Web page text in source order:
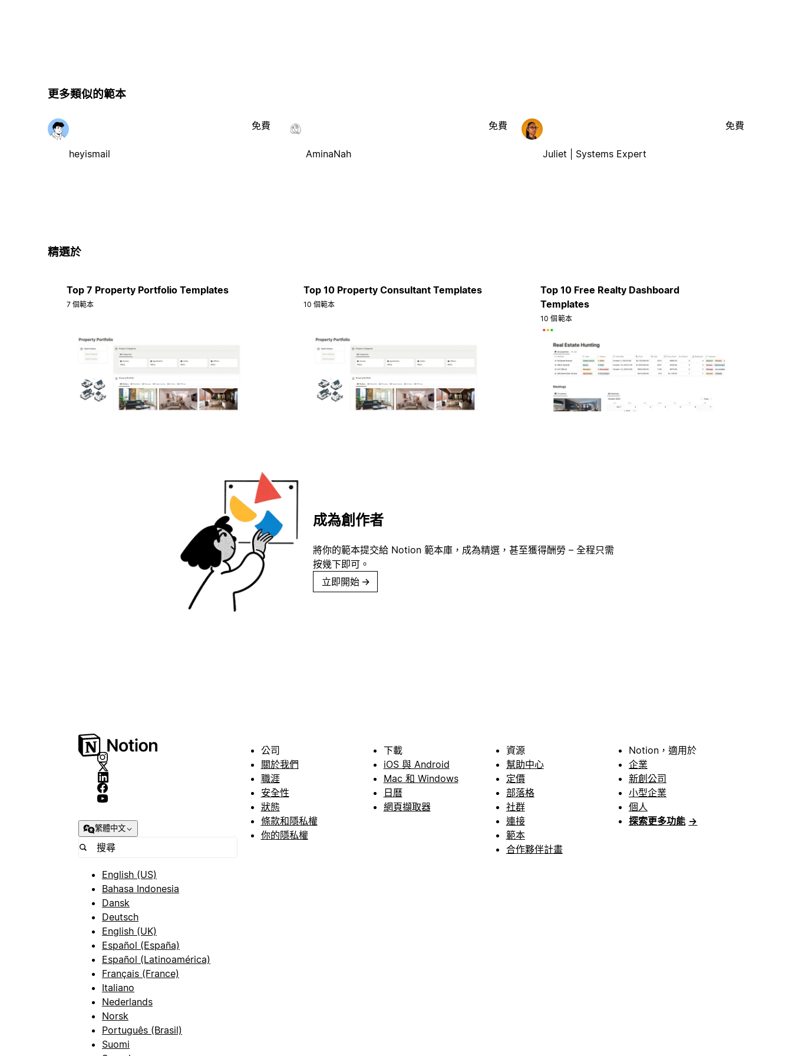
更多類似的範本
heyismail
免費
AminaNah
免費
Juliet | Systems Expert
免費
精選於
Top 7 Property Portfolio Templates
7 個範本
Top 10 Property Consultant Templates
10 個範本
Top 10 Free Realty Dashboard
Templates
10 個範本
成為創作者
將你的範本提交給 Notion 範本庫，成為精選，甚至獲得酬勞 – 全程只需
按幾下即可。
立即開始 →
繁體中文
English (US)
Bahasa Indonesia
Dansk
Deutsch
English (UK)
Español (España)
Español (Latinoamérica)
Français (France)
Italiano
Nederlands
Norsk
Português (Brasil)
Suomi
公司
關於我們
職涯
安全性
狀態
條款和隱私權
你的隱私權
下載
iOS 與 Android
Mac 和 Windows
日曆
網頁擷取器
資源
幫助中心
定價
部落格
社群
連接
範本
合作夥伴計畫
Notion，適用於
企業
新創公司
小型企業
個人
探索更多功能 →